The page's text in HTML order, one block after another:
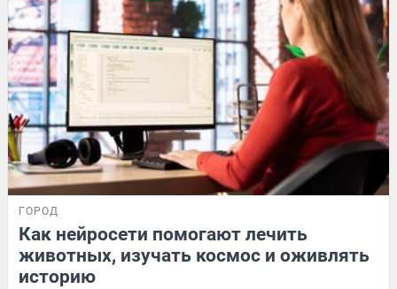
ГОРОД
Как нейросети помогают лечить
животных, изучать космос и оживлять
историю